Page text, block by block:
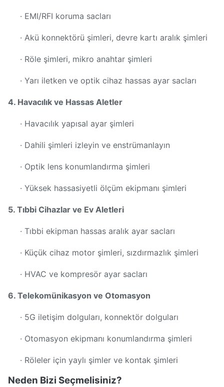
· EMI/RFI koruma sacları
· Akü konnektörü şimleri, devre kartı aralık şimleri
· Röle şimleri, mikro anahtar şimleri
· Yarı iletken ve optik cihaz hassas ayar sacları
4. Havacılık ve Hassas Aletler
· Havacılık yapısal ayar şimleri
· Dahili şimleri izleyin ve enstrümanlayın
· Optik lens konumlandırma şimleri
· Yüksek hassasiyetli ölçüm ekipmanı şimleri
5. Tıbbi Cihazlar ve Ev Aletleri
· Tıbbi ekipman hassas aralık ayar sacları
· Küçük cihaz motor şimleri, sızdırmazlık şimleri
· HVAC ve kompresör ayar sacları
6. Telekomünikasyon ve Otomasyon
· 5G iletişim dolguları, konnektör dolguları
· Otomasyon ekipmanı konumlandırma şimleri
· Röleler için yaylı şimler ve kontak şimleri
Neden Bizi Seçmelisiniz?